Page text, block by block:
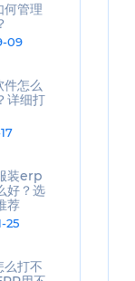
管理
09
怎么
详细打
装erp
好？选
荐
25
打不